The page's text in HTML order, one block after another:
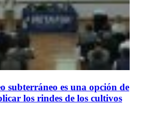
subterráneo es una opción de
los rindes de los cultivos